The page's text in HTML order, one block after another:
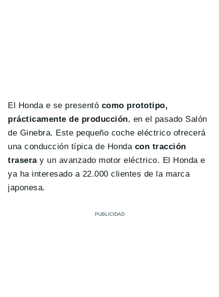
El Honda e se presentó como prototipo,
prácticamente de producción, en el pasado Salón
de Ginebra. Este pequeño coche eléctrico ofrecerá
una conducción típica de Honda con tracción
traseray un avanzado motor eléctrico. El Honda e
ya ha interesado a 22.000 clientes de la marca
japonesa.